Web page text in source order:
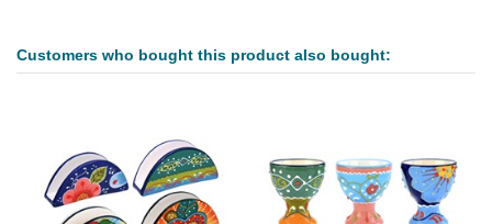
Customers who bought this product also bought: